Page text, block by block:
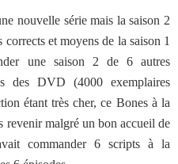
nouvelle série mais la saison 2
et moyens de la saison 1
une saison 2 de 6 autres
des DVD (4000 exemplaires
étant très cher, ce Bones à la
revenir malgré un bon accueil de
commander 6 scripts à la